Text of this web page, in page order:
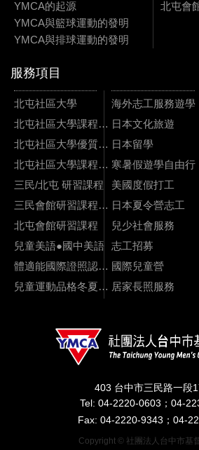
YMCA的起源
YMCA與籃球運動的發明
YMCA與排球運動的發明
北屯會
服務項目
北屯社區大學
北屯社區大學課程資訊
北屯社區大學優質課程
北屯社區大學課程影片
三民/北屯 研習課程
三民會館研習課程資訊
北屯會館研習課程
兒童美語●國中美語
體適能國際證照認證課程
兒童運動品格冬夏令營
海外志工服務遊學
日本文化旅遊
日本留學
寒暑假遊學自由行
美國度假打工
日本夏令營志工
兒少社會服務
志工招募
國際兒童營
居家長照服務
403 台中市三民路一段
Tel: 04-2220-0603；04-
Fax: 04-2220-9343；04-
Copyright © 社團法人台中市基